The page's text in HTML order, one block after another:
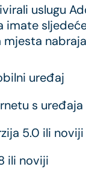
uslugu
imate
mjesta
uređaj
s uređaja
5.0 ili noviji
ili noviji